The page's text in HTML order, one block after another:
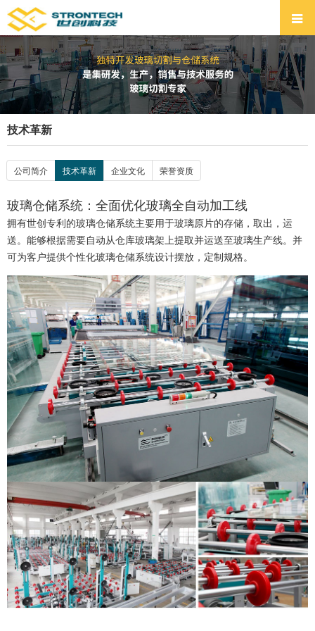
技术革新
公司简介 技术革新 企业文化 荣誉资质
玻璃仓储系统：全面优化玻璃全自动加工线
拥有世创专利的玻璃仓储系统主要用于玻璃原片的存储，取出，运
送。能够根据需要自动从仓库玻璃架上提取并运送至玻璃生产线。并
可为客户提供个性化玻璃仓储系统设计摆放，定制规格。